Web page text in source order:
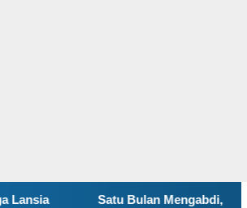
Satu Bulan Mengabdi, BBK 8